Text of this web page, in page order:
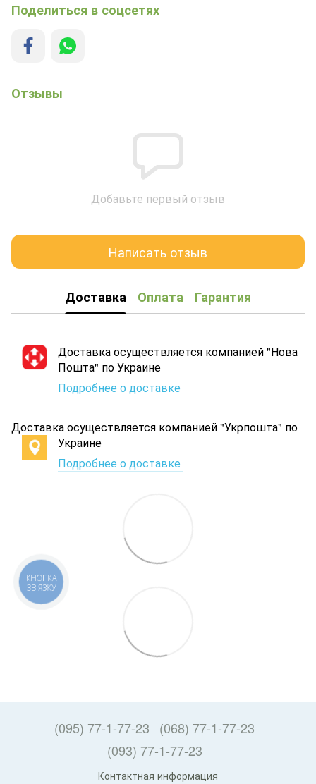
Поделиться в соцсетях
Отзывы
Добавьте первый отзыв
Написать отзыв
Доставка Оплата Гарантия
Доставка осуществляется компанией "Нова
Пошта" по Украине
Подробнее о доставке
Доставка осуществляется компанией "Укрпошта" по
Украине
Подробнее о доставке
(095) 77-1-77-23
(068) 77-1-77-23
(093) 77-1-77-23
Контактная информация
КНОПКА
ЗВ'ЯЗКУ